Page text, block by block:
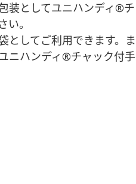
装としてユニハンディ®チ
。
としてご利用できます。ま
ニハンディ®チャック付手